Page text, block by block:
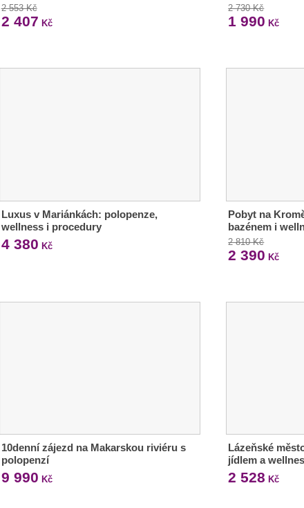
2 553 Kč
2 407 Kč
2 730 Kč
1 990 Kč
Luxus v Mariánkách: polopenze,
wellness i procedury
4 380 Kč
Pobyt na
bazénem i
2 810 Kč
2 390 Kč
10denní zájezd na Makarskou riviéru s
polopenzí
9 990 Kč
Lázeňské
jídlem a
2 528 Kč